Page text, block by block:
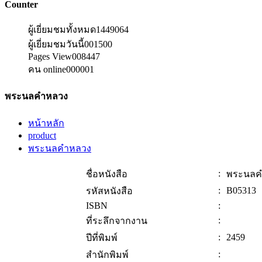
Counter
ผู้เยี่ยมชมทั้งหมด1449064
ผู้เยี่ยมชมวันนี้001500
Pages View008447
คน online000001
พระนลคำหลวง
หน้าหลัก
product
พระนลคำหลวง
ชื่อหนังสือ :
พระนล
รหัสหนังสือ
:
B05313
ISBN
:
ที่ระลึกจากงาน
:
ปีที่พิมพ์
:
2459
สำนักพิมพ์
: